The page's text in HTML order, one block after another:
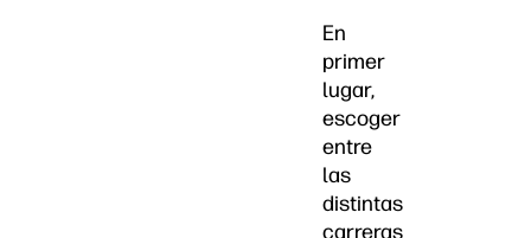
En
primer
lugar,
escoger
entre
las
distintas
carreras